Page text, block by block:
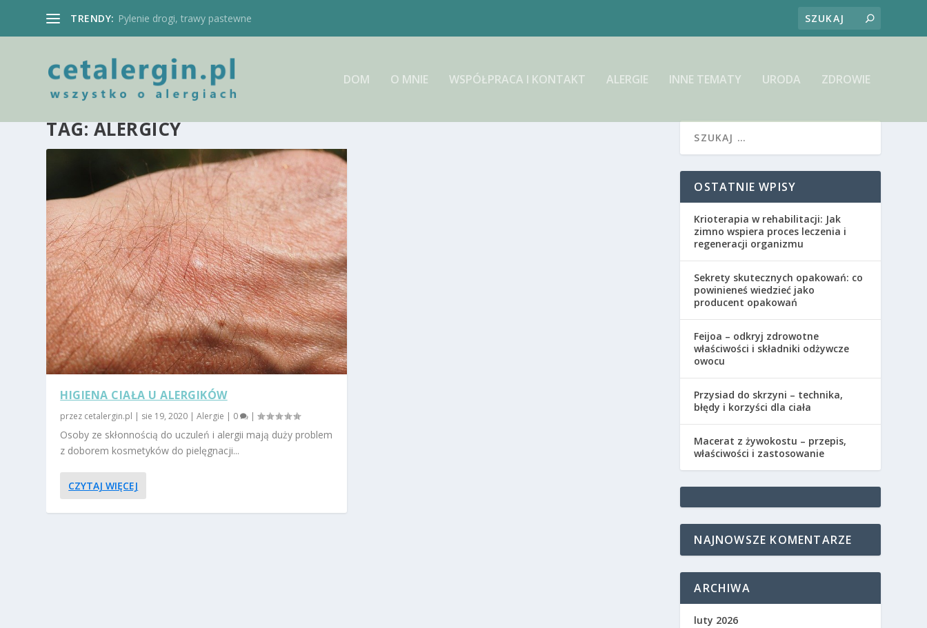
TRENDY: Pylenie drogi, trawy pastewne
DOM O MNIE WSPÓŁPRACA I KONTAKT ALERGIE INNE TEMATY URODA ZDROWIE
TAG:ALERGICY
HIGIENA CIAŁA U ALERGIKÓW
przez cetalergin.pl | sie 19, 2020 |Alergie | 0 |
Osoby ze skłonnością do uczuleń i alergii mają duży problem
z doborem kosmetyków do pielęgnacji...
CZYTAJ WIĘCEJ
OSTATNIE WPISY
Krioterapia w rehabilitacji: Jak
zimno wspiera proces leczenia i
regeneracji organizmu
Sekrety skutecznych opakowań: co
powinieneś wiedzieć jako
producent opakowań
Feijoa – odkryj zdrowotne
właściwości i składniki odżywcze
owocu
Przysiad do skrzyni – technika,
błędy i korzyści dla ciała
Macerat z żywokostu – przepis,
właściwości i zastosowanie
NAJNOWSZE KOMENTARZE
ARCHIWA
luty 2026